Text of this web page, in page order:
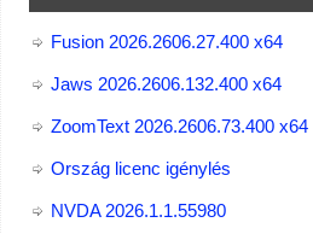
Fusion 2026.2606.27.400 x64
Jaws 2026.2606.132.400 x64
ZoomText 2026.2606.73.400​ x64
Ország licenc igénylés
NVDA 2026.1.1.55980